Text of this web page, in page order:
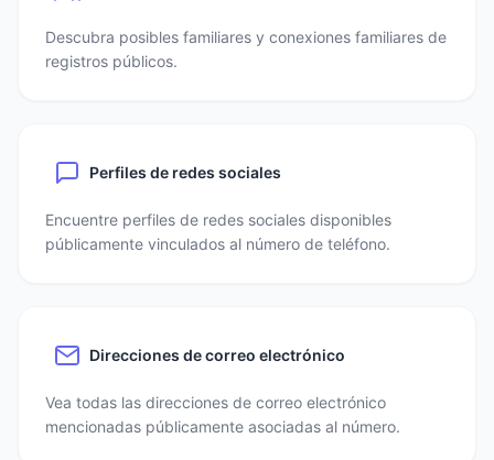
Descubra posibles familiares y conexiones familiares de
registros públicos.
Perfiles de redes sociales
Encuentre perfiles de redes sociales disponibles
públicamente vinculados al número de teléfono.
Direcciones de correo electrónico
Vea todas las direcciones de correo electrónico
mencionadas públicamente asociadas al número.